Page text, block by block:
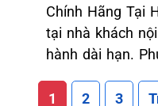
Chính Hãng Tại
tại nhà khách
hành dài hạn.
1 2 3